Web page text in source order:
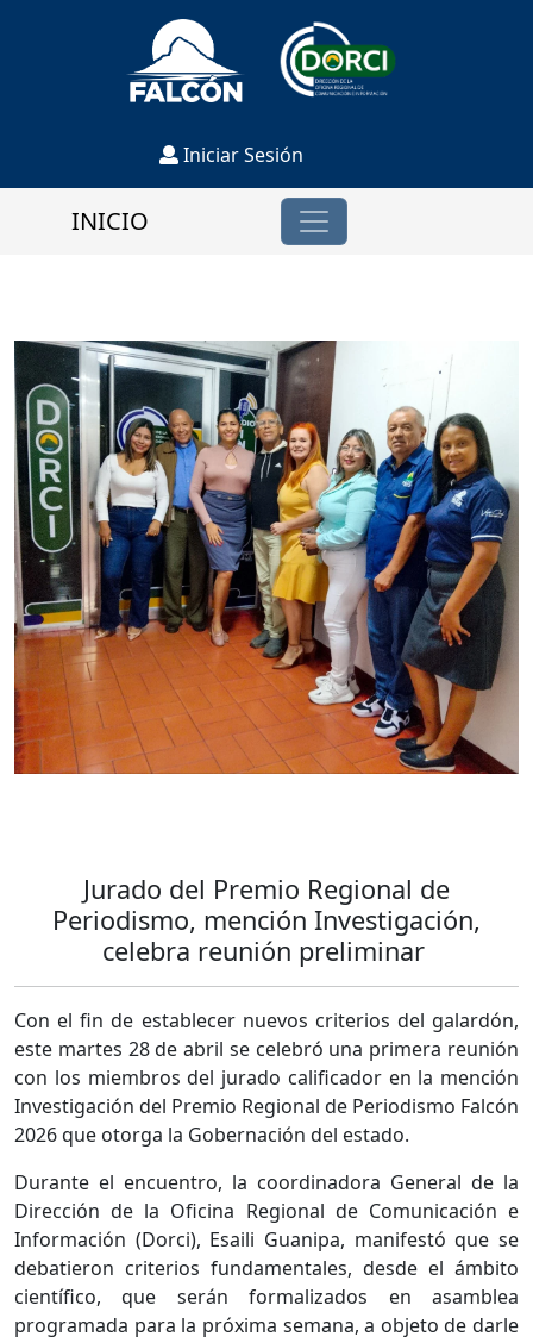
Iniciar Sesión
INICIO
Jurado del Premio Regional de
Periodismo, mención Investigación,
celebra reunión preliminar
Con el fin de establecer nuevos criterios del galardón,
este martes 28 de abril se celebró una primera reunión
con los miembros del jurado calificador en la mención
Investigación del Premio Regional de Periodismo Falcón
2026 que otorga la Gobernación del estado.
Durante el encuentro, la coordinadora General de la
Dirección de la Oficina Regional de Comunicación e
Información (Dorci), Esaili Guanipa, manifestó que se
debatieron criterios fundamentales, desde el ámbito
científico, que serán formalizados en asamblea
programada para la próxima semana, a objeto de darle